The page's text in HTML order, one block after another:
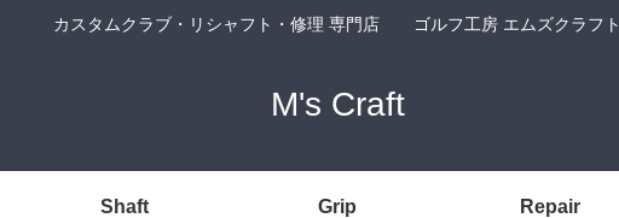
カスタムクラブ・リシャフト・修理 専門店 ゴルフ工房 エムズクラフト
M's Craft
Shaft Grip Repair